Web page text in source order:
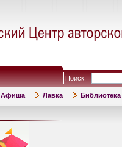
Поиск:
Афиша Лавка Библиотека